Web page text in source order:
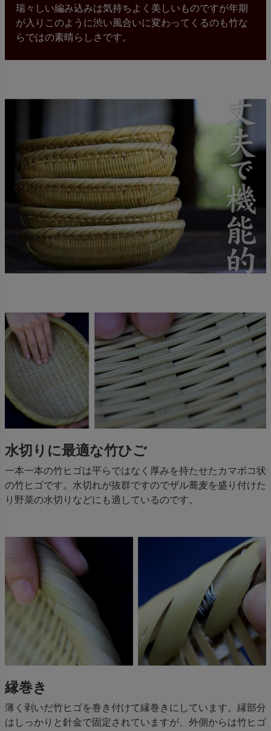
瑞々しい編み込みは気持ちよく美しいものですが年期
が入りこのように渋い風合いに変わってくるのも竹な
らではの素晴らしさです。
水切りに最適な竹ひご
一本一本の竹ヒゴは平らではなく厚みを持たせたカマボコ状
の竹ヒゴです。水切れが抜群ですのでザル蕎麦を盛り付けた
り野菜の水切りなどにも適しているのです。
縁巻き
薄く剥いだ竹ヒゴを巻き付けて縁巻きにしています。縁部分
はしっかりと針金で固定されていますが、外側からは竹ヒゴ